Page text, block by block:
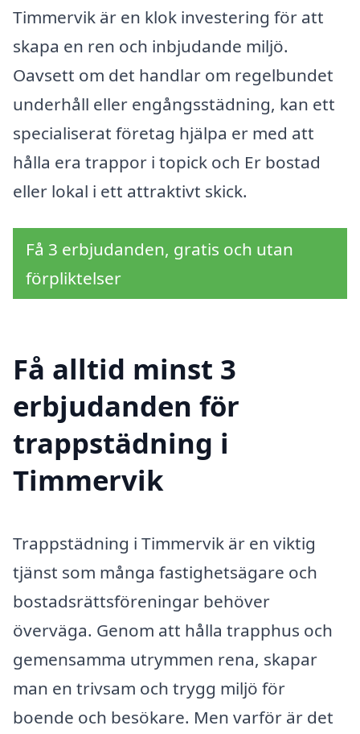
Timmervik är en klok investering för att
skapa en ren och inbjudande miljö.
Oavsett om det handlar om regelbundet
underhåll eller engångsstädning, kan ett
specialiserat företag hjälpa er med att
hålla era trappor i topick och Er bostad
eller lokal i ett attraktivt skick.
Få 3 erbjudanden, gratis och utan
förpliktelser
Få alltid minst 3
erbjudanden för
trappstädning i
Timmervik
Trappstädning i Timmervik är en viktig
tjänst som många fastighetsägare och
bostadsrättsföreningar behöver
överväga. Genom att hålla trapphus och
gemensamma utrymmen rena, skapar
man en trivsam och trygg miljö för
boende och besökare. Men varför är det